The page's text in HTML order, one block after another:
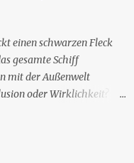
einen schwarzen Fleck
gesamte Schiff
mit der Außenwelt
oder Wirklichkeit?
USA 26. Nov.